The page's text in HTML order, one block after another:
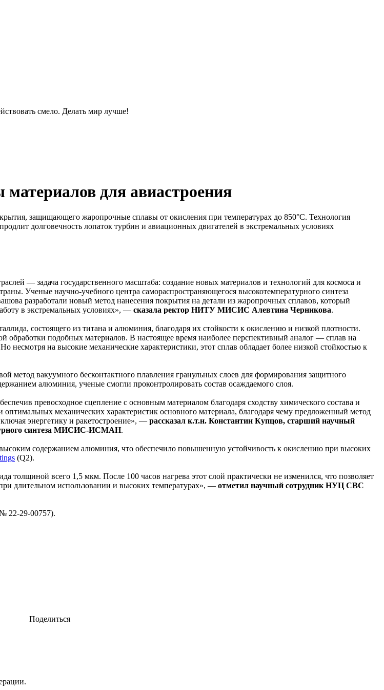
смело. Делать мир лучше!
для авиастроения
защищающего жаропрочные сплавы от окисления при температурах до 850°C. Технология
долговечность лопаток турбин и авиационных двигателей в экстремальных условиях
— задача государственного масштаба: создание новых материалов и технологий для космоса и
Ученые научно-учебного центра самораспространяющегося высокотемпературного синтеза
разработали новый метод нанесения покрытия на детали из жаропрочных сплавов, который
в экстремальных условиях», — сказала ректор НИТУ МИСИС Алевтина Черникова.
состоящего из титана и алюминия, благодаря их стойкости к окислению и низкой плотности.
обработки подобных материалов. В настоящее время наиболее перспективный аналог — сплав на
на высокие механические характеристики, этот сплав обладает более низкой стойкостью к
вакуумного бесконтактного плавления гранульных слоев для формирования защитного
алюминия, ученые смогли проконтролировать состав осаждаемого слоя.
превосходное сцепление с основным материалом благодаря сходству химического состава и
механических характеристик основного материала, благодаря чему предложенный метод
энергетику и ракетостроение», — рассказал к.т.н. Константин Купцов, старший научный
синтеза МИСИС-ИСМАН.
содержанием алюминия, что обеспечило повышенную устойчивость к окислению при высоких
(Q2).
толщиной всего 1,5 мкм. После 100 часов нагрева этот слой практически не изменился, что позволяет
длительном использовании и высоких температурах», — отметил научный сотрудник НУЦ СВС
22-29-00757).
Поделиться